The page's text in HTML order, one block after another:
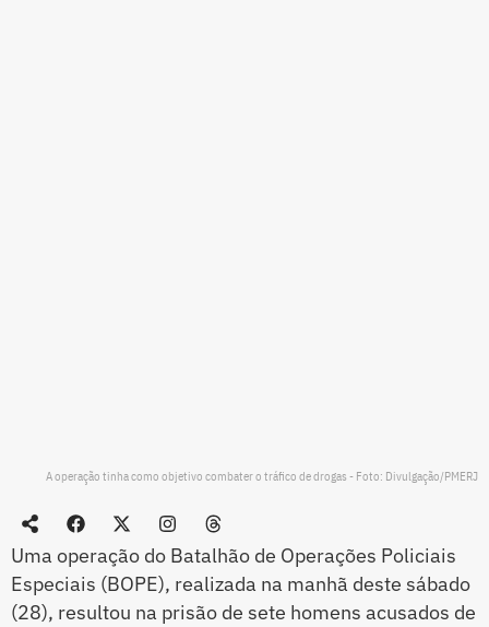
A operação tinha como objetivo combater o tráfico de drogas - Foto: Divulgação/PMERJ
Uma operação do Batalhão de Operações Policiais
Especiais (BOPE), realizada na manhã deste sábado
(28), resultou na prisão de sete homens acusados de